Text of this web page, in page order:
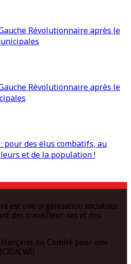
Révolutionnaire après le
Révolutionnaire après le
pour des élus combatifs, au
et de la population !
est une organisation socialiste
des travailleur-ses et des
du Comité pour une
CWI).